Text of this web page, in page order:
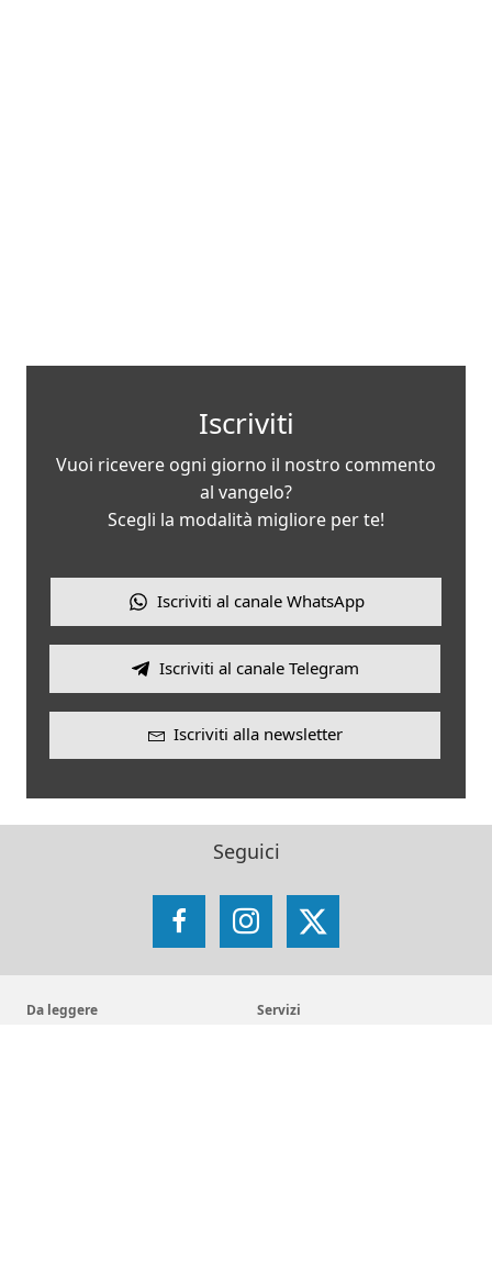
Iscriviti
Vuoi ricevere ogni giorno il nostro commento
al vangelo?
Scegli la modalità migliore per te!
Iscriviti al canale WhatsApp
Iscriviti al canale Telegram
Iscriviti alla newsletter
Seguici
FacebookInstagram
X
Da leggere Servizi